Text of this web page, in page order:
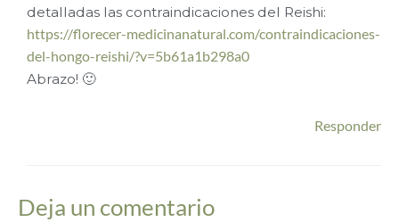
detalladas las contraindicaciones del Reishi:
https://florecer-medicinanatural.com/contraindicaciones-
del-hongo-reishi/?v=5b61a1b298a0
Abrazo! 🙂
Responder
Deja un comentario